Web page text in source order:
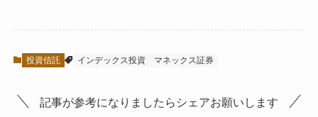
投資信託 インデックス投資 マネックス証券
記事が参考になりましたらシェアお願いします